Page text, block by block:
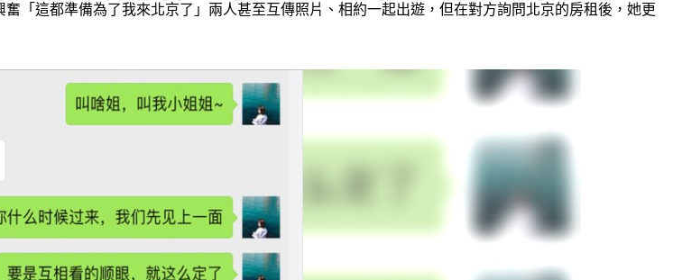
「這都準備為了我來北京了」兩人甚至互傳照片、相約一起出遊，但在對方詢問北京的房租後，她更